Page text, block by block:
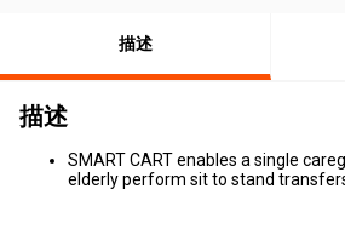
描述
描述
SMART CART enables a single
elderly perform sit to stand